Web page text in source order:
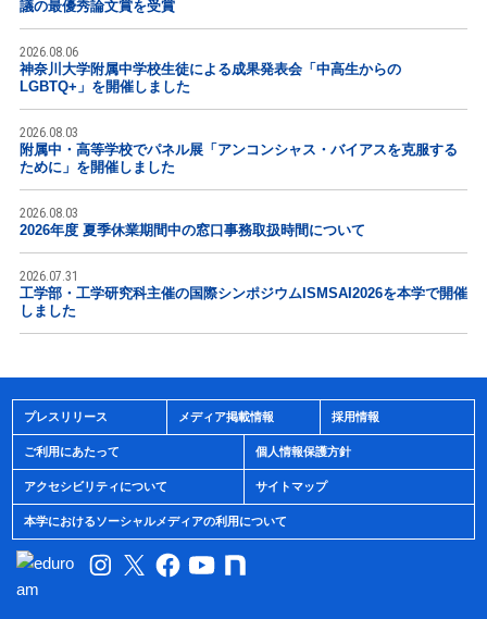
議の最優秀論文賞を受賞
2026.08.06
神奈川大学附属中学校生徒による成果発表会「中高生からの
LGBTQ+」を開催しました
2026.08.03
附属中・高等学校でパネル展「アンコンシャス・バイアスを克服する
ために」を開催しました
2026.08.03
2026年度 夏季休業期間中の窓口事務取扱時間について
2026.07.31
工学部・工学研究科主催の国際シンポジウムISMSAI2026を本学で開催
しました
プレスリリース メディア掲載情報 採用情報
ご利用にあたって 個人情報保護方針
アクセシビリティについて サイトマップ
本学におけるソーシャルメディアの利用について